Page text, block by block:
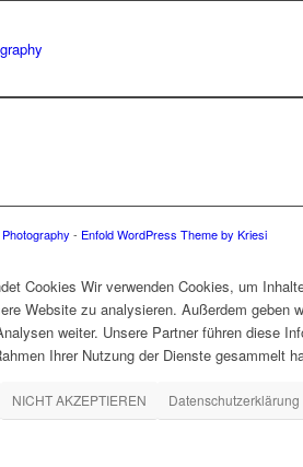
- Enfold WordPress Theme by Kriesi
Cookies Wir verwenden Cookies, um
Website zu analysieren. Außerdem geben
weiter. Unsere Partner führen diese
Ihrer Nutzung der Dienste gesammelt
NICHT AKZEPTIEREN Datenschutzerklärung